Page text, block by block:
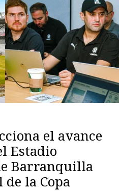
el avance
Estadio
Barranquilla
la Copa